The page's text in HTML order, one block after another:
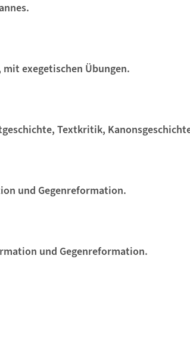
exegetischen Übungen.
Textkritik,
und Gegenreformation.
und Gegenreformation.